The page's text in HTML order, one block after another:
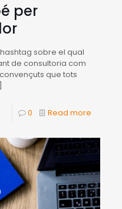
per
sobre el qual
de consultoria com
que tots
0 Read more